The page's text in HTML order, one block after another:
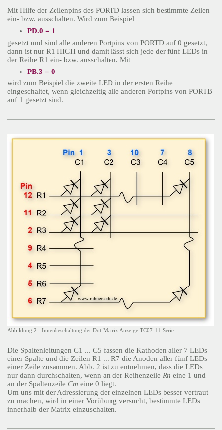
Mit Hilfe der Zeilenpins des PORTD lassen sich bestimmte Zeilen
ein- bzw. ausschalten. Wird zum Beispiel
PD.0 = 1
gesetzt und sind alle anderen Portpins von PORTD auf 0 gesetzt,
dann ist nur R1 HIGH und damit lässt sich jede der fünf LEDs in
der Reihe R1 ein- bzw. ausschalten. Mit
PB.3 = 0
wird zum Beispiel die zweite LED in der ersten Reihe
eingeschaltet, wenn gleichzeitig alle anderen Portpins von PORTB
auf 1 gesetzt sind.
Abbildung 2 - Innenbeschaltung der Dot-Matrix Anzeige TC07-11-Serie
Die Spaltenleitungen C1 ... C5 fassen die Kathoden aller 7 LEDs
einer Spalte und die Zeilen R1 ... R7 die Anoden aller fünf LEDs
einer Zeile zusammen. Abb. 2 ist zu entnehmen, dass die LEDs
nur dann durchschalten, wenn an der Reihenzeile Rn eine 1 und
an der Spaltenzeile Cm eine 0 liegt.
Um uns mit der Adressierung der einzelnen LEDs besser vertraut
zu machen, wird in einer Vorübung versucht, bestimmte LEDs
innerhalb der Matrix einzuschalten.